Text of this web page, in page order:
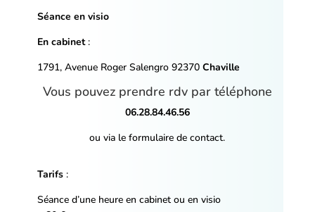
Séance en visio
En cabinet:
1791, Avenue Roger Salengro 92370 Chaville
Vous pouvez prendre rdv par téléphone
06.28.84.46.56
ou via le formulaire de contact.
Tarifs:
Séance d’une heure en cabinet ou en visio